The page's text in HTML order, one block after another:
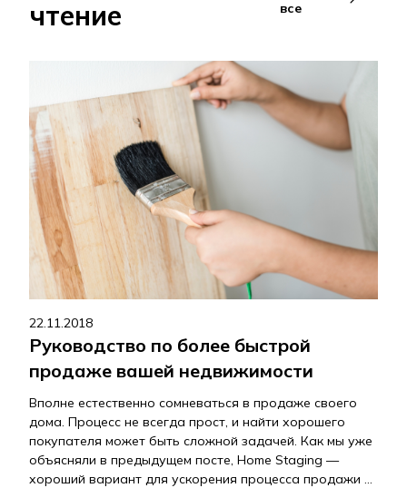
чтение
все
22.11.2018
Руководство по более быстрой
продаже вашей недвижимости
Вполне естественно сомневаться в продаже своего
дома. Процесс не всегда прост, и найти хорошего
покупателя может быть сложной задачей. Как мы уже
объясняли в предыдущем посте, Home Staging —
хороший вариант для ускорения процесса продажи и